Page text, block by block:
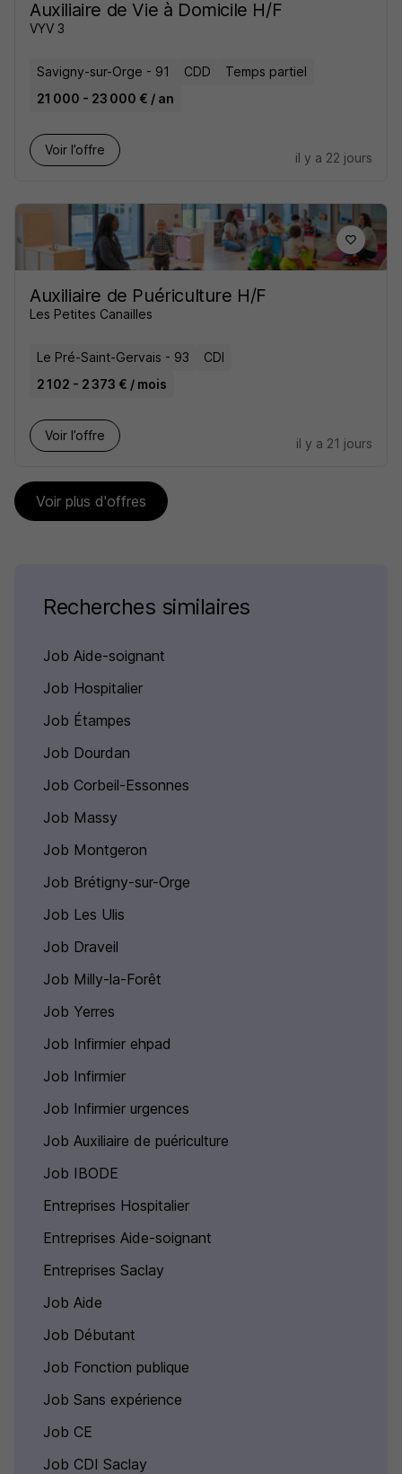
Auxiliaire de Vie à Domicile H/F
VYV 3
Savigny-sur-Orge - 91 CDD
Temps partiel
21 000 - 23 000 € / an
Voir l’offre
il y a 22 jours
Auxiliaire de Puériculture H/F
Les Petites Canailles
Le Pré-Saint-Gervais - 93
CDI
2 102 - 2 373 € / mois
Voir l’offre
il y a 21 jours
Voir plus d'offres
Recherches similaires
Job Aide-soignant
Job Hospitalier
Job Étampes
Job Dourdan
Job Corbeil-Essonnes
Job Massy
Job Montgeron
Job Brétigny-sur-Orge
Job Les Ulis
Job Draveil
Job Milly-la-Forêt
Job Yerres
Job Infirmier ehpad
Job Infirmier
Job Infirmier urgences
Job Auxiliaire de puériculture
Job IBODE
Entreprises Hospitalier
Entreprises Aide-soignant
Entreprises Saclay
Job Aide
Job Débutant
Job Fonction publique
Job Sans expérience
Job CE
Job CDI Saclay